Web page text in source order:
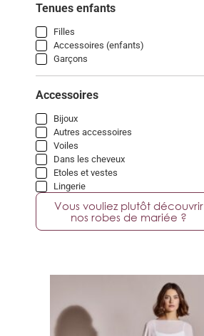
Tenues enfants
Filles
Accessoires (enfants)
Garçons
Accessoires
Bijoux
Autres accessoires
Voiles
Dans les cheveux
Etoles et vestes
Lingerie
Vous vouliez plutôt découvrir
nos robes de mariée ?